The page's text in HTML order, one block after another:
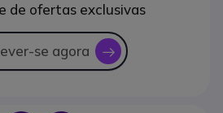
de ofertas exclusivas
se agora icon